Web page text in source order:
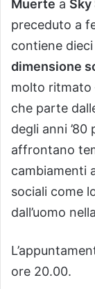
Muerte a Sky
preceduto a
contiene
dimensione
molto ritmato
che parte
degli anni
affrontano
cambiamenti
sociali come
dall’uomo
ore 20.00.